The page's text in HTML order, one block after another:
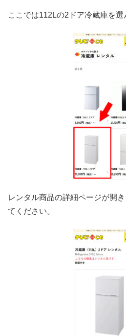
ここでは112Lの2ドア冷蔵庫を選
レンタル商品の詳細ページが開
てください。